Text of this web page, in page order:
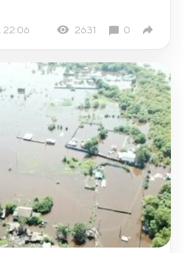
22:06 2631 0